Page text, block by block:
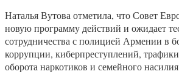
Наталья Вутова отметила, что Совет
новую программу действий и ожидает
сотрудничества с полицией Армении в
коррупции, киберпреступлений,
оборота наркотиков и семейного